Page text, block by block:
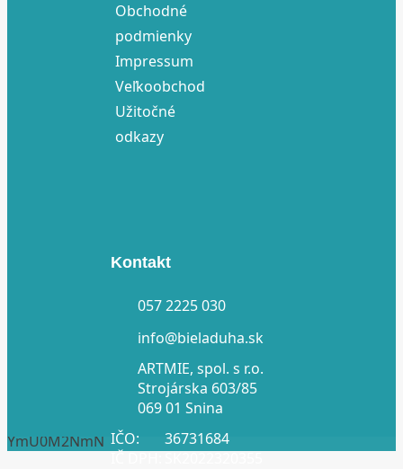
Obchodné
podmienky
Impressum
Veľkoobchod
Užitočné
odkazy
Kontakt
057 2225 030
info@bieladuha.sk
ARTMIE, spol. s r.o.
Strojárska 603/85
069 01 Snina
IČO:
36731684
IČ DPH:SK2022320355
YmU0M2NmN